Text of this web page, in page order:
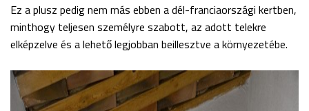
Ez a plusz pedig nem más ebben a dél-franciaországi kertben,
minthogy teljesen személyre szabott, az adott telekre
elképzelve és a lehető legjobban beillesztve a környezetébe.